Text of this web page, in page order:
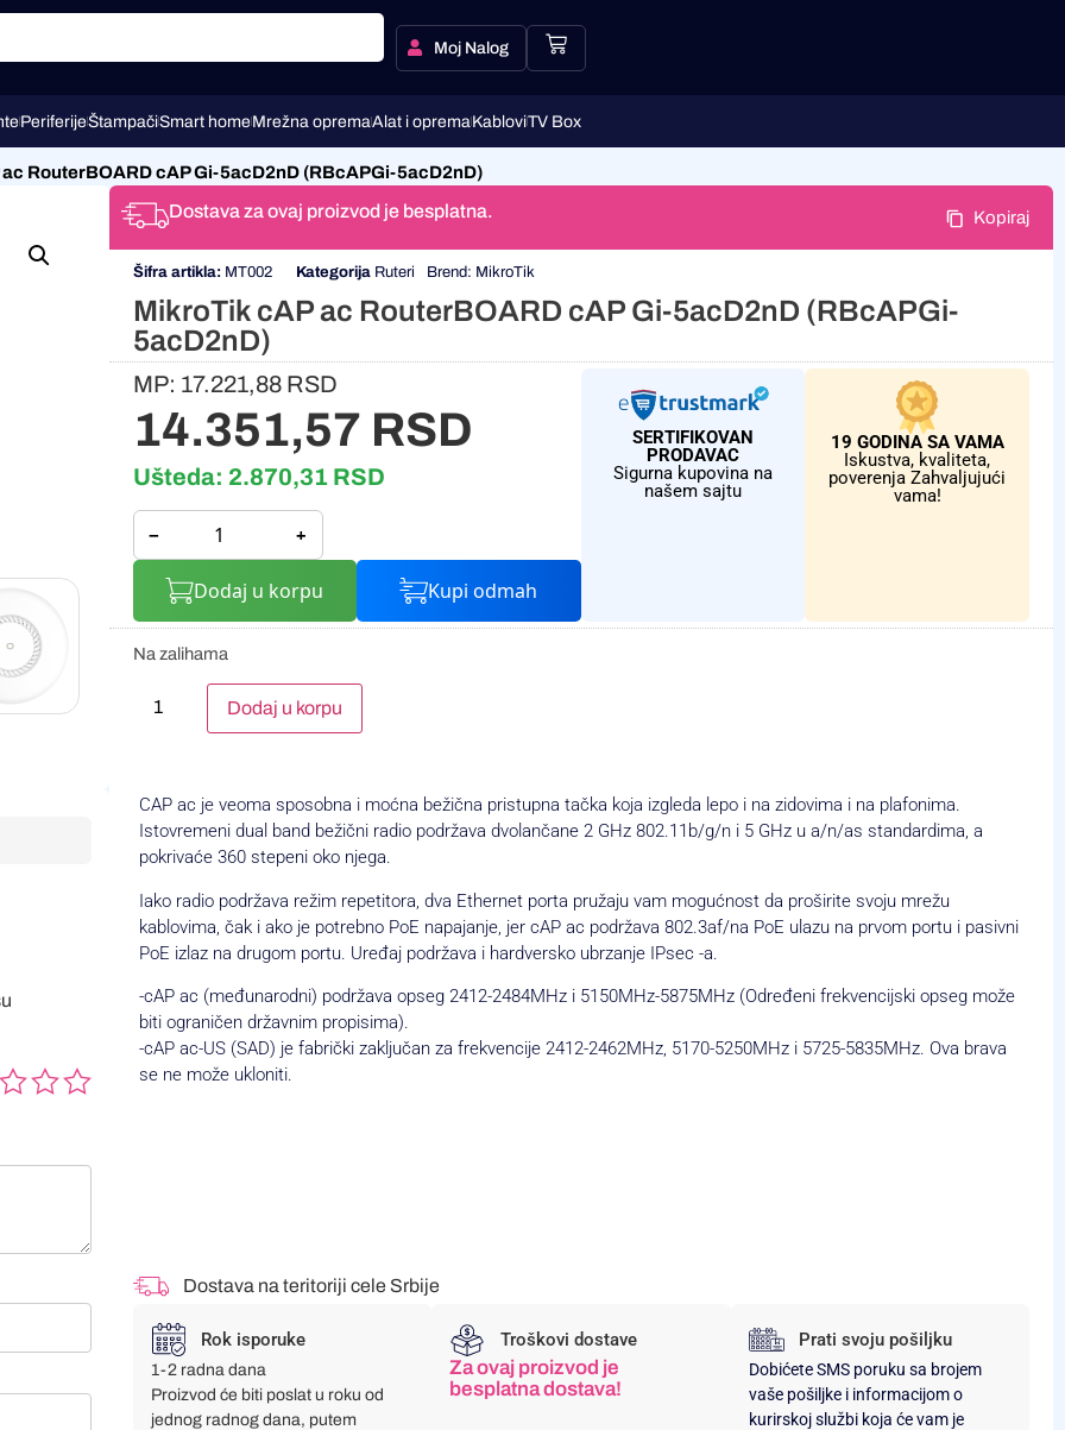
Moj Nalog
PeriferijeŠtampačiSmart homeMrežna opremaAlat i opremaKabloviTV Box
RouterBOARD cAP Gi-5acD2nD (RBcAPGi-5acD2nD)
Dostava za ovaj proizvod je besplatna. Kopiraj
Šifra artikla: MT002 Kategorija Ruteri Brend: MikroTik
MikroTik cAP ac RouterBOARD cAP Gi-5acD2nD (RBcAPGi-
5acD2nD)
MP: 17.221,88 RSD
14.351,57 RSD
Ušteda: 2.870,31 RSD
− +
Dodaj u korpu Kupi odmah
SERTIFIKOVAN
PRODAVAC
Sigurna kupovina na
našem sajtu
19 GODINA SA VAMA
Iskustva, kvaliteta,
poverenja Zahvaljujući
vama!
Na zalihama
Dodaj u korpu
CAP ac je veoma sposobna i moćna bežična pristupna tačka koja izgleda lepo i na zidovima i na plafonima.
Istovremeni dual band bežični radio podržava dvolančane 2 GHz 802.11b/g/n i 5 GHz u a/n/as standardima, a
pokrivaće 360 stepeni oko njega.
Iako radio podržava režim repetitora, dva Ethernet porta pružaju vam mogućnost da proširite svoju mrežu
kablovima, čak i ako je potrebno PoE napajanje, jer cAP ac podržava 802.3af/na PoE ulazu na prvom portu i pasivni
PoE izlaz na drugom portu. Uređaj podržava i hardversko ubrzanje IPsec -a.
-cAP ac (međunarodni) podržava opseg 2412-2484MHz i 5150MHz-5875MHz (Određeni frekvencijski opseg može
biti ograničen državnim propisima).
-cAP ac-US (SAD) je fabrički zaključan za frekvencije 2412-2462MHz, 5170-5250MHz i 5725-5835MHz. Ova brava
se ne može ukloniti.
Dostava na teritoriji cele Srbije
Rok isporuke
1-2 radna dana
Proizvod će biti poslat u roku od
jednog radnog dana, putem
Troškovi dostave
Za ovaj proizvod je
besplatna dostava!
Prati svoju pošiljku
Dobićete SMS poruku sa brojem
vaše pošiljke i informacijom o
kurirskoj službi koja će vam je